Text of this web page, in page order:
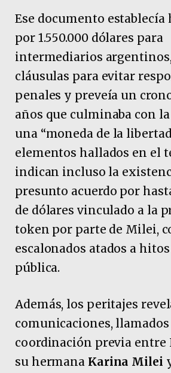
Ese documento
por 1.550.000 dólares para
intermediarios
cláusulas para evitar
penales y preveía un
años que culminaba con
una “moneda de la
elementos hallados en el
indican incluso la
presunto acuerdo por
de dólares vinculado a la
token por parte de Milei,
escalonados atados a
pública.
Además, los peritajes
comunicaciones,
coordinación previa entre
su hermana Karina Milei